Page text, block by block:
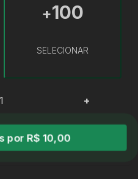
+100
SELECIONAR
+
por R$ 10,00